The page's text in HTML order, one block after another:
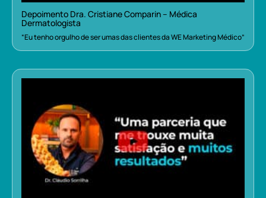
Depoimento Dra. Cristiane Comparin – Médica
Dermatologista
“Eu tenho orgulho de ser umas das clientes da WE Marketing Médico”